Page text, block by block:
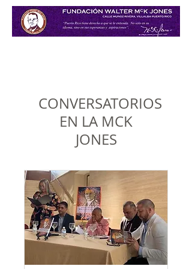
CONVERSATORIOS
EN LA MCK
JONES